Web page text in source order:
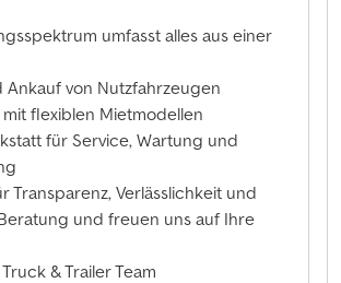
umfasst alles aus einer
Ankauf von Nutzfahrzeugen
mit flexiblen Mietmodellen
für Service, Wartung und
Transparenz, Verlässlichkeit und
und freuen uns auf Ihre
& Trailer Team